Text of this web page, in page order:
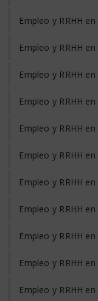
Empleo y RRHH
Empleo y RRHH
Empleo y RRHH
Empleo y RRHH
Empleo y RRHH
Empleo y RRHH
Empleo y RRHH
Empleo y RRHH
Empleo y RRHH en
Empleo y RRHH
Empleo y RRHH